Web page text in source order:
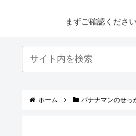
まずご確認ください
ホーム バナナマンのせっ